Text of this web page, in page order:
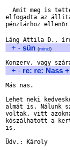
Amit meg is
elfogadta az
pénztárhoz
Láng Attila D.,
+ - sün (mind)
+ - re: re: Nass
Más nas.
Lehet neki
almát is. Nálunk
voltak, vitt
kószálhatott a
is.